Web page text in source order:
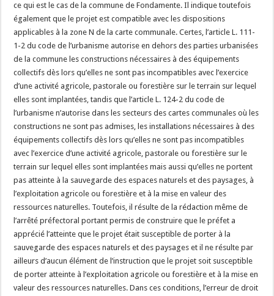
ce qui est le cas de la commune de Fondamente. Il indique toutefois
également que le projet est compatible avec les dispositions
applicables à la zone N de la carte communale. Certes, l’article L. 111-
1-2 du code de l’urbanisme autorise en dehors des parties urbanisées
de la commune les constructions nécessaires à des équipements
collectifs dès lors qu’elles ne sont pas incompatibles avec l’exercice
d’une activité agricole, pastorale ou forestière sur le terrain sur lequel
elles sont implantées, tandis que l’article L. 124-2 du code de
l’urbanisme n’autorise dans les secteurs des cartes communales où les
constructions ne sont pas admises, les installations nécessaires à des
équipements collectifs dès lors qu’elles ne sont pas incompatibles
avec l’exercice d’une activité agricole, pastorale ou forestière sur le
terrain sur lequel elles sont implantées mais aussi qu’elles ne portent
pas atteinte à la sauvegarde des espaces naturels et des paysages, à
l’exploitation agricole ou forestière et à la mise en valeur des
ressources naturelles. Toutefois, il résulte de la rédaction même de
l’arrêté préfectoral portant permis de construire que le préfet a
apprécié l’atteinte que le projet était susceptible de porter à la
sauvegarde des espaces naturels et des paysages et il ne résulte par
ailleurs d’aucun élément de l’instruction que le projet soit susceptible
de porter atteinte à l’exploitation agricole ou forestière et à la mise en
valeur des ressources naturelles. Dans ces conditions, l’erreur de droit